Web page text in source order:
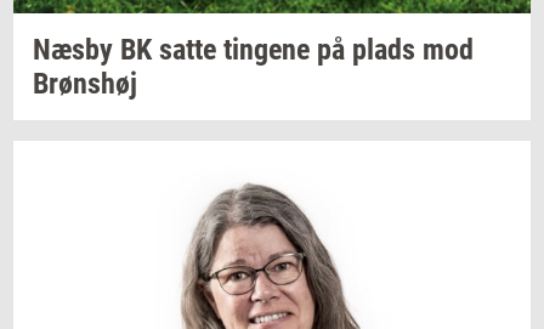
Næsby BK satte tin­ge­ne på plads mod
Brøns­høj